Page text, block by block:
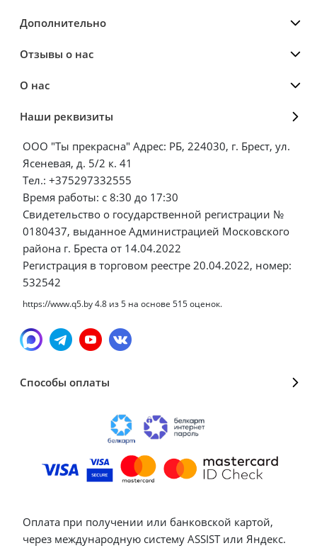
Дополнительно
Отзывы о нас
О нас
Наши реквизиты
ООО "Ты прекрасна" Адрес: РБ, 224030, г. Брест, ул.
Ясеневая, д. 5/2 к. 41
Тел.: +375297332555
Время работы: с 8:30 до 17:30
Свидетельство о государственной регистрации №
0180437, выданное Администрацией Московского
района г. Бреста от 14.04.2022
Регистрация в торговом реестре 20.04.2022, номер:
532542
https://www.q5.by4.8 из5 на основе 515оценок.
Способы оплаты
Оплата при получении или банковской картой,
через международную систему ASSIST или Яндекс.